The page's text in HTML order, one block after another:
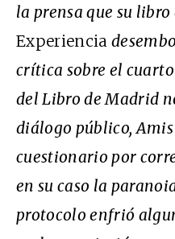
la prensa que su
Experiencia
crítica sobre el
del Libro de Madrid
diálogo público,
cuestionario por
en su caso la
protocolo enfrió